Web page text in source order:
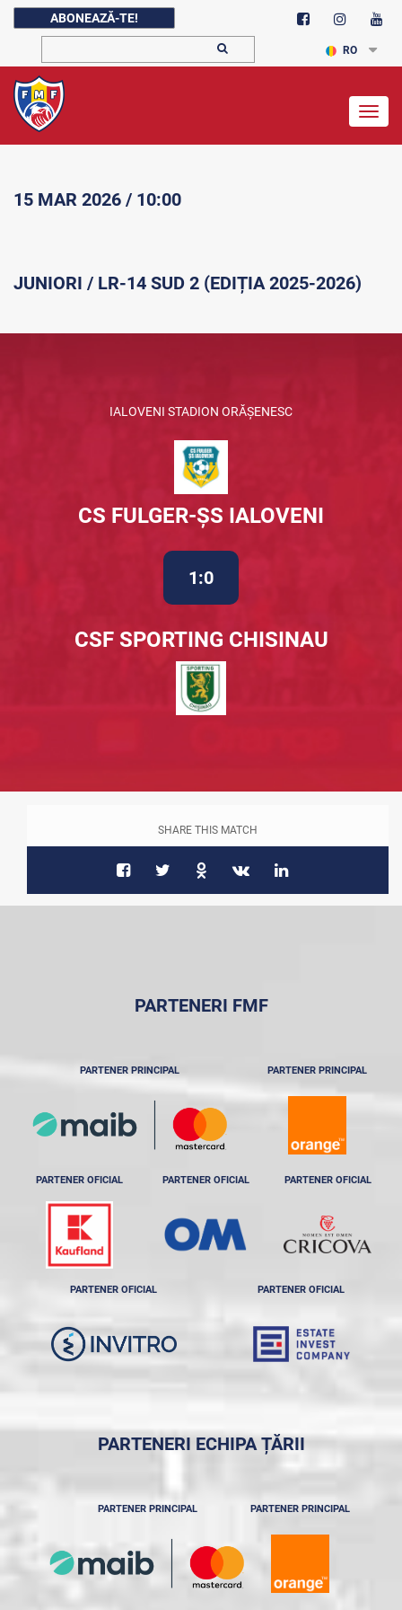
ABONEAZĂ-TE!
RO
15 MAR 2026 / 10:00
JUNIORI / LR-14 SUD 2 (EDIȚIA 2025-2026)
IALOVENI STADION ORĂȘENESC
CS FULGER-ȘS IALOVENI
1:0
CSF SPORTING CHISINAU
SHARE THIS MATCH
PARTENERI FMF
PARTENER PRINCIPAL PARTENER PRINCIPAL
PARTENER OFICIAL PARTENER OFICIAL PARTENER OFICIAL
PARTENER OFICIAL PARTENER OFICIAL
PARTENERI ECHIPA ȚĂRII
PARTENER PRINCIPAL PARTENER PRINCIPAL